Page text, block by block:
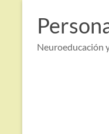
contenido
Neuroeducación